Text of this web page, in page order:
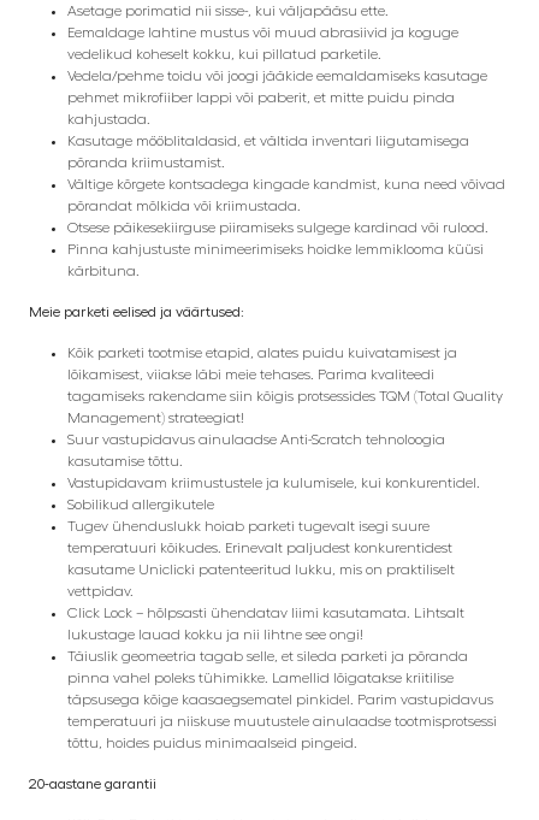
Asetage porimatid nii sisse-, kui väljapääsu ette.
Eemaldage lahtine mustus või muud abrasiivid ja koguge
vedelikud koheselt kokku, kui pillatud parketile.
Vedela/pehme toidu või joogi jääkide eemaldamiseks kasutage
pehmet mikrofiiber lappi või paberit, et mitte puidu pinda
kahjustada.
Kasutage mööblitaldasid, et vältida inventari liigutamisega
põranda kriimustamist.
Vältige kõrgete kontsadega kingade kandmist, kuna need võivad
põrandat mõlkida või kriimustada.
Otsese päikesekiirguse piiramiseks sulgege kardinad või rulood.
Pinna kahjustuste minimeerimiseks hoidke lemmiklooma küüsi
kärbituna.
Meie parketi eelised ja väärtused:
Kõik parketi tootmise etapid, alates puidu kuivatamisest ja
lõikamisest, viiakse läbi meie tehases. Parima kvaliteedi
tagamiseks rakendame siin kõigis protsessides TQM (Total Quality
Management) strateegiat!
Suur vastupidavus ainulaadse Anti-Scratch tehnoloogia
kasutamise tõttu.
Vastupidavam kriimustustele ja kulumisele, kui konkurentidel.
Sobilikud allergikutele
Tugev ühenduslukk hoiab parketi tugevalt isegi suure
temperatuuri kõikudes. Erinevalt paljudest konkurentidest
kasutame Uniclicki patenteeritud lukku, mis on praktiliselt
vettpidav.
Click Lock – hõlpsasti ühendatav liimi kasutamata. Lihtsalt
lukustage lauad kokku ja nii lihtne see ongi!
Täiuslik geomeetria tagab selle, et sileda parketi ja põranda
pinna vahel poleks tühimikke. Lamellid lõigatakse kriitilise
täpsusega kõige kaasaegsematel pinkidel. Parim vastupidavus
temperatuuri ja niiskuse muutustele ainulaadse tootmisprotsessi
tõttu, hoides puidus minimaalseid pingeid.
20-aastane garantii